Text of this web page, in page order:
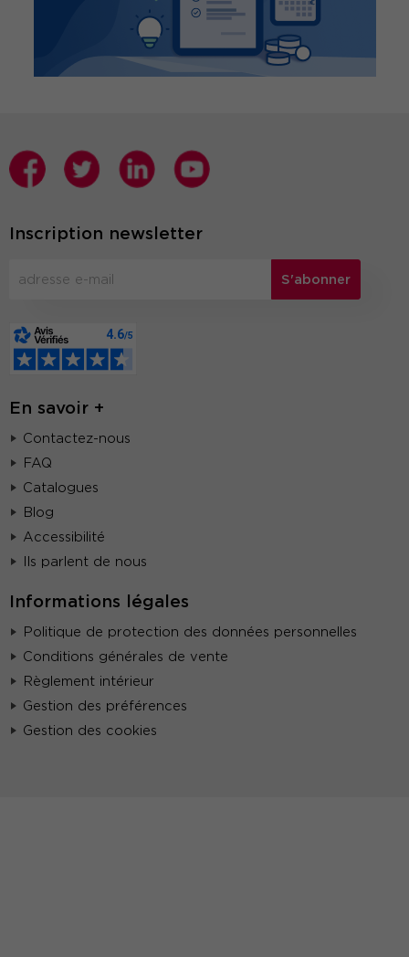
Inscription newsletter
S'abonner
En savoir +
Contactez-nous
FAQ
Catalogues
Blog
Accessibilité
Ils parlent de nous
Informations légales
Politique de protection des données personnelles
Conditions générales de vente
Règlement intérieur
Gestion des préférences
Gestion des cookies